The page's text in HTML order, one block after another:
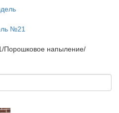
№21
Порошковое напыление/